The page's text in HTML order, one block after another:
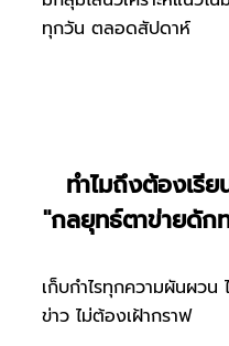
ทุกวัน ตลอดสัปดาห์
ทำไมถึงต้องเรี
"กลยุทธ์ตาข่ายดัก
เก็บกำไรทุกความผันผวน
ข่าว ไม่ต้องเฝ้ากราฟ